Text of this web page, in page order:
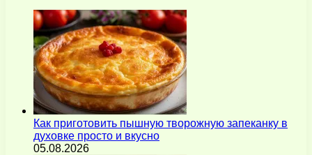
Как приготовить пышную творожную запеканку в
духовке просто и вкусно
05.08.2026